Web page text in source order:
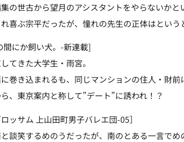
の世古から望月のアシスタントをやらないかと
喜ぶ宗平だったが、憧れの先生の正体はとい
間にか飼い犬。-新連載]
てきた大学生・雨宮。
巻き込まれるも、同じマンションの住人・財前
、東京案内と称して”デート”に誘われ！？
ッサム 上山田町男子バレエ団-05］
談笑するめのうだったが、南のとある一言でめ